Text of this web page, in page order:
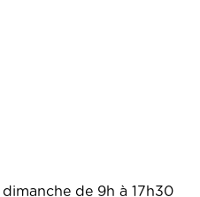
de 9h à 17h30